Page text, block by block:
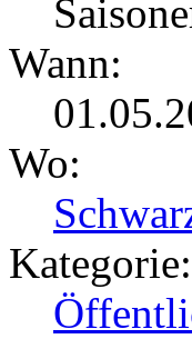
Wann:
Wo:
Kategorie: